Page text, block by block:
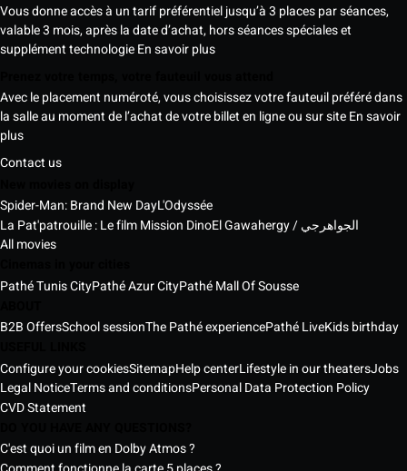
Vous donne accès à un tarif préférentiel jusqu’à 3 places par séances,
valable 3 mois, après la date d’achat, hors séances spéciales et
supplément technologieEn savoir plus
Avec le placement numéroté, vous choisissez votre fauteuil préféré dans
la salle au moment de l’achat de votre billet en ligne ou sur siteEn savoir
plus
Contact us
Spider-Man: Brand New DayL'Odyssée
La Pat'patrouille : Le film Mission Dino
El Gawahergy / الجواهرجي
All movies
Pathé Tunis CityPathé Azur CityPathé Mall Of Sousse
B2B OffersSchool sessionThe Pathé experiencePathé LiveKids birthday
Configure your cookiesSitemapHelp centerLifestyle in our theatersJobs
Legal NoticeTerms and conditionsPersonal Data Protection Policy
CVD Statement
C'est quoi un film en Dolby Atmos ?